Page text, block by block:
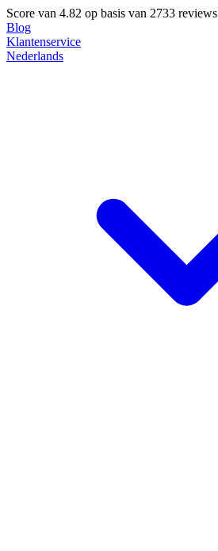
Score van 4.82 op basis van 2733 reviews
Blog
Klantenservice
Nederlands